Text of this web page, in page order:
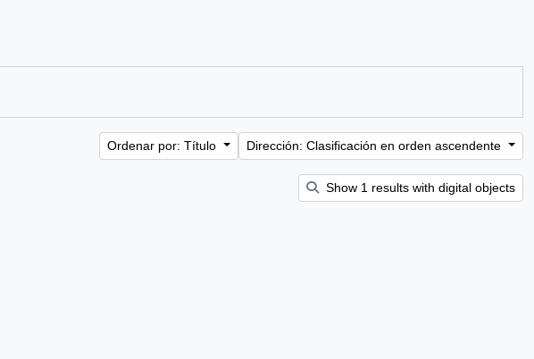
Ordenar por: Título Dirección: Clasificación en orden ascendente
Show 1 results with digital objects